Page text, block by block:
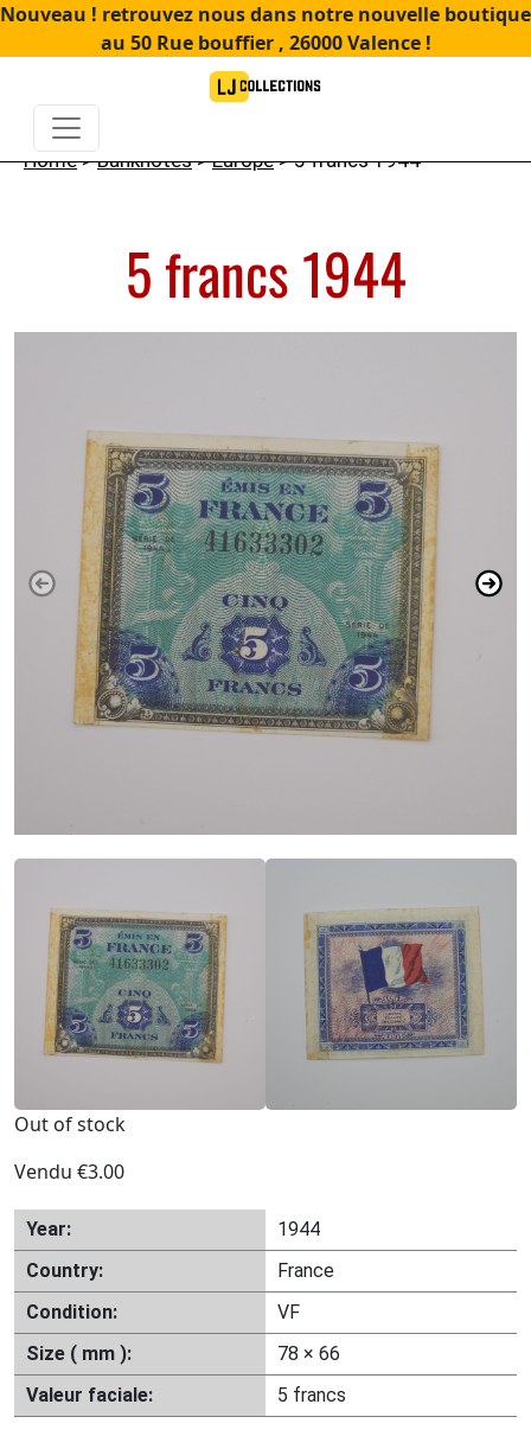
Nouveau ! retrouvez nous dans notre nouvelle boutique
au 50 Rue bouffier , 26000 Valence !
Home>Banknotes>Europe> 5 francs 1944
5 francs 1944
Out of stock
Vendu €3.00
Year:
1944
Country:
France
Condition:
VF
Size ( mm ):
78 × 66
Valeur faciale:
5 francs